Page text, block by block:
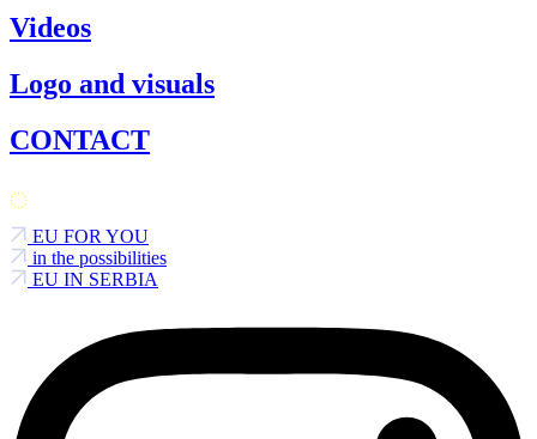
Videos
Logo and visuals
CONTACT
EU FOR YOU
in the possibilities
EU IN SERBIA